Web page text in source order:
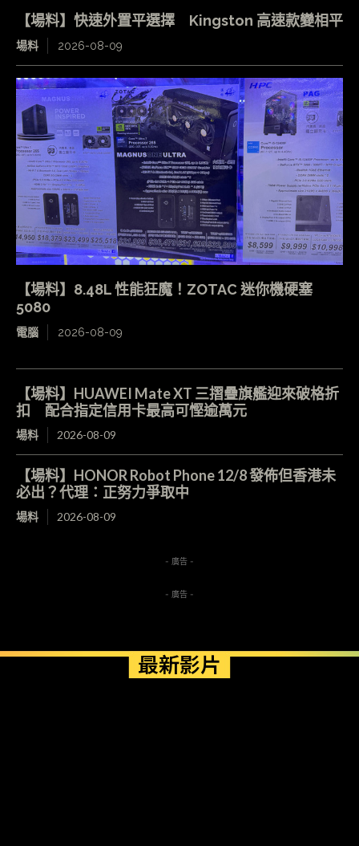
【場料】快速外置平選擇 Kingston 高速款變相平
場料 2026-08-09
【場料】8.48L 性能狂魔！ZOTAC 迷你機硬塞
5080
電腦 2026-08-09
【場料】HUAWEI Mate XT 三摺疊旗艦迎來破格折
扣 配合指定信用卡最高可慳逾萬元
場料 2026-08-09
【場料】HONOR Robot Phone 12/8 發佈但香港未
必出？代理：正努力爭取中
場料 2026-08-09
- 廣告 -
- 廣告 -
最新影片